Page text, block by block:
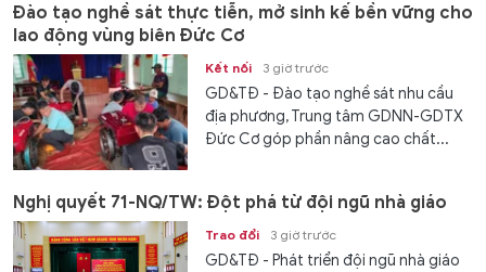
Đào tạo nghề sát thực tiễn, mở sinh kế bền vững cho
lao động vùng biên Đức Cơ
Kết nối 3 giờ trước
GD&TĐ - Đào tạo nghề sát nhu cầu
địa phương, Trung tâm GDNN-GDTX
Đức Cơ góp phần nâng cao chất...
Nghị quyết 71-NQ/TW: Đột phá từ đội ngũ nhà giáo
Trao đổi 3 giờ trước
GD&TĐ - Phát triển đội ngũ nhà giáo